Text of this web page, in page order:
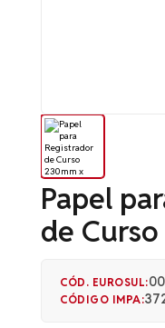
Papel
de
CÓD. EUROSUL:
CÓDIGO IMPA: